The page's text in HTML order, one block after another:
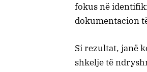
fokus në
dokumentacion
Si rezultat, janë
shkelje të